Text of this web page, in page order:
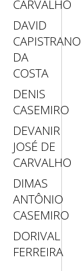
CARVALHO
DAVID
CAPISTRANO
DA
COSTA
DENIS
CASEMIRO
DEVANIR
JOSÉ DE
CARVALHO
DIMAS
ANTÔNIO
CASEMIRO
DORIVAL
FERREIRA